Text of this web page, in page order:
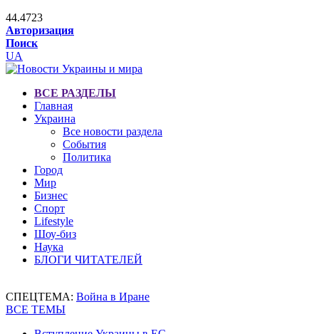
44.4723
Авторизация
Поиск
UA
ВСЕ РАЗДЕЛЫ
Главная
Украина
Все новости раздела
События
Политика
Город
Мир
Бизнес
Спорт
Lifestyle
Шоу-биз
Наука
БЛОГИ ЧИТАТЕЛЕЙ
СПЕЦТЕМА: Война в Иране
ВСЕ ТЕМЫ